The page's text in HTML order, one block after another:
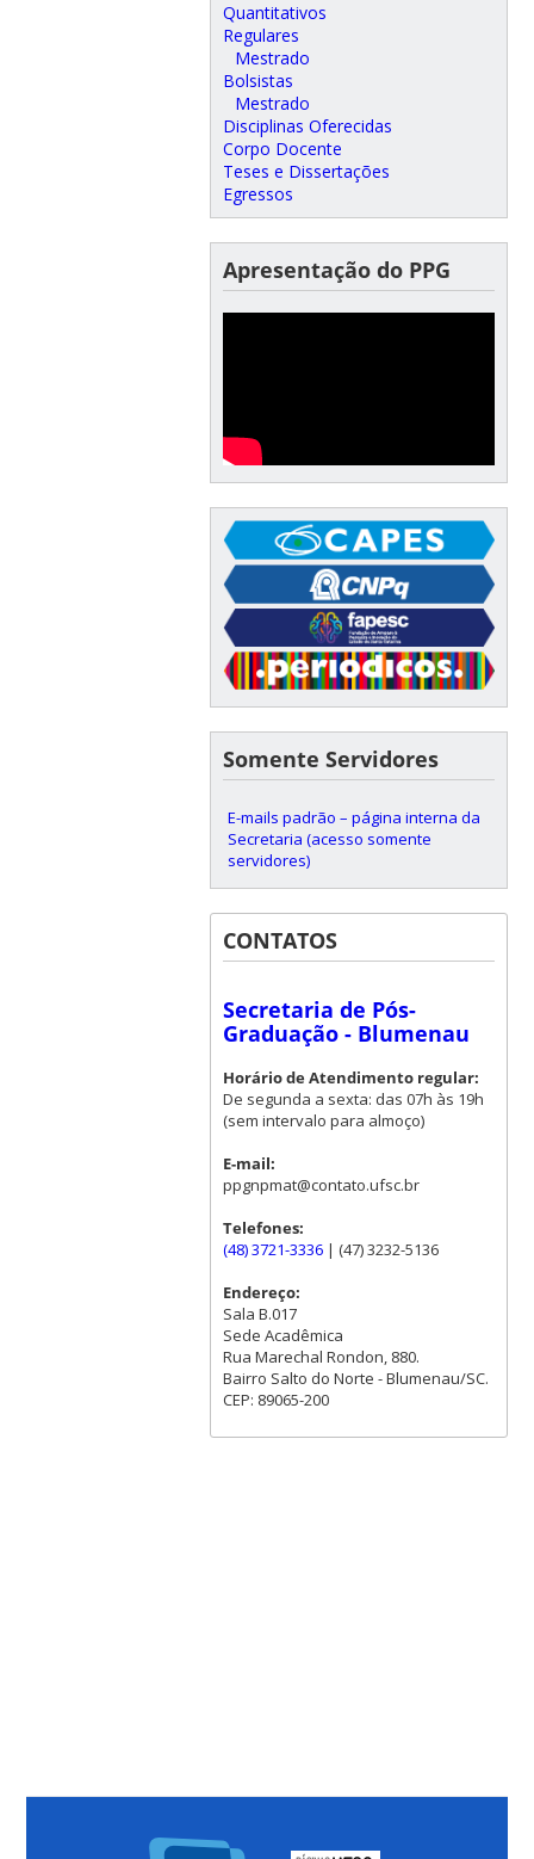
Quantitativos
Regulares
Mestrado
Bolsistas
Mestrado
Disciplinas Oferecidas
Corpo Docente
Teses e Dissertações
Egressos
Apresentação do PPG
Somente Servidores
E-mails padrão – página interna da
Secretaria (acesso somente
servidores)
CONTATOS
Secretaria de Pós-
Graduação - Blumenau
Horário de Atendimento regular:
De segunda a sexta: das 07h às 19h
(sem intervalo para almoço)
E-mail:
ppgnpmat@contato.ufsc.br
Telefones:
(48) 3721-3336| (47) 3232-5136
Endereço:
Sala B.017
Sede Acadêmica
Rua Marechal Rondon, 880.
Bairro Salto do Norte - Blumenau/SC.
CEP: 89065-200